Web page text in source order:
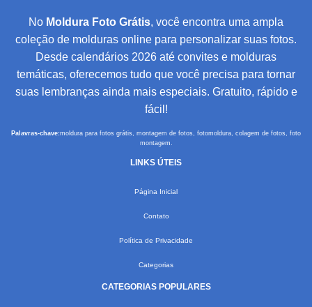
No Moldura Foto Grátis, você encontra uma ampla
coleção de molduras online para personalizar suas fotos.
Desde calendários 2026 até convites e molduras
temáticas, oferecemos tudo que você precisa para tornar
suas lembranças ainda mais especiais. Gratuito, rápido e
fácil!
Palavras-chave:moldura para fotos grátis, montagem de fotos, fotomoldura, colagem de fotos, foto
montagem.
LINKS ÚTEIS
Página Inicial
Contato
Política de Privacidade
Categorias
CATEGORIAS POPULARES